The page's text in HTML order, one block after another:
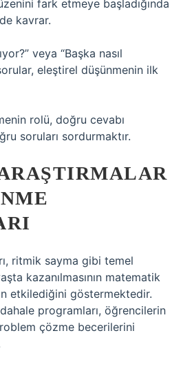
fark etmeye başladığında
kavrar.
veya “Başka nasıl
eleştirel düşünmenin ilk
rolü, doğru cevabı
soruları sordurmaktır.
ritmik sayma gibi temel
kazanılmasının matematik
etkilediğini göstermektedir.
programları, öğrencilerin
çözme becerilerini